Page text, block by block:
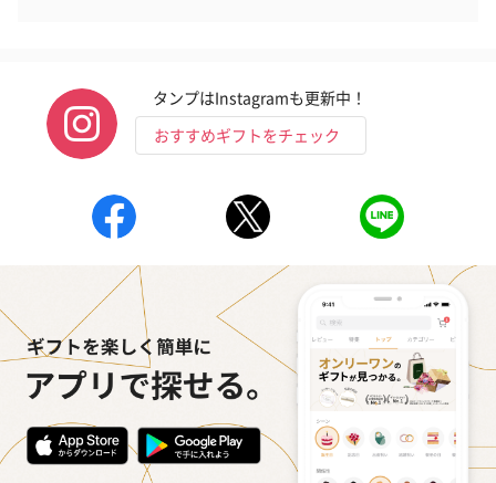
も1日遅くなります。
シーズンブーケ（ひま
わり）（1,880円）
ブーケ（ホワイトグリ
ーン）（1,650円）
ブーケ（ピン
（1,650円）
ドライフラワー・プリザーブドフラワー
自然のお花で作ったドライフラワー・プリザーブドフラワーを同
タンプはInstagramも更新中！
おすすめギフトをチェック